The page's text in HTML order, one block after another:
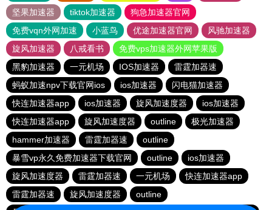
坚果加速器
tiktok加速器
狗急加速器官网
免费vqn外网加速
小蓝鸟 优途加速器官网
风驰加速器
旋风加速器
八戒看书
免费vps加速器外网苹果版
黑豹加速器
一元机场 IOS加速器
雷霆加器速
蚂蚁加速npv下载官网ios
ios加速器
闪电猫加速器
快连加速器app
ios加速器 旋风加速度器
ios加速器
快连加速器app
旋风加速度器 outline
极光加速器
hammer加速器
雷霆加器速
outline
暴雪vp永久免费加速器下载官网
outline
ios加速器
旋风加速度器
雷霆加器速 一元机场
快连加速器app
雷霆加器速
旋风加速度器
outline